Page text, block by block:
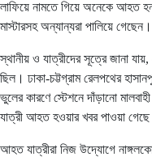
লাফিয়ে নামতে গিয়ে অনেকে আহত
মাস্টারসহ অন্যান্যরা পালিয়ে
স্থানীয় ও যাত্রীদের সূত্রে জানা যায়,
ছিল। ঢাকা-চট্টগ্রাম রেলপথের
ভুলের কারণে স্টেশনে দাঁড়ানো
যাত্রী আহত হওয়ার খবর পাওয়া
আহত যাত্রীরা নিজ উদ্যোগে